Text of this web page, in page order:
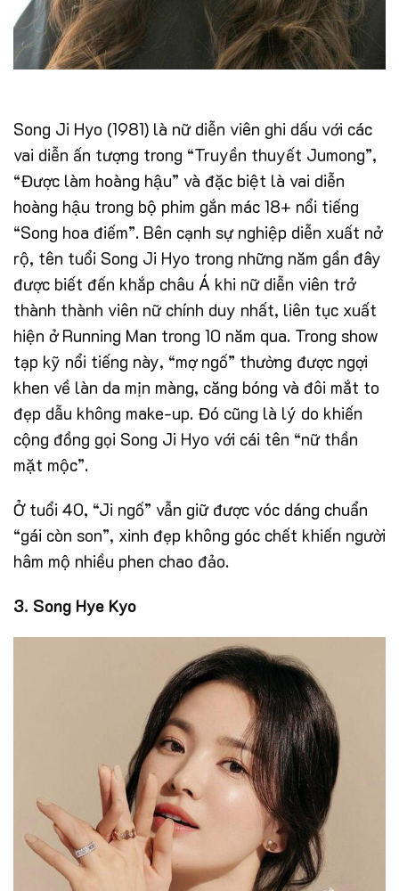
Song Ji Hyo (1981) là nữ diễn viên ghi dấu với các
vai diễn ấn tượng trong “Truyền thuyết Jumong”,
“Được làm hoàng hậu” và đặc biệt là vai diễn
hoàng hậu trong bộ phim gắn mác 18+ nổi tiếng
“Song hoa điếm”. Bên cạnh sự nghiệp diễn xuất nở
rộ, tên tuổi Song Ji Hyo trong những năm gần đây
được biết đến khắp châu Á khi nữ diễn viên trở
thành thành viên nữ chính duy nhất, liên tục xuất
hiện ở Running Man trong 10 năm qua. Trong show
tạp kỹ nổi tiếng này, “mợ ngố” thường được ngợi
khen về làn da mịn màng, căng bóng và đôi mắt to
đẹp dẫu không make-up. Đó cũng là lý do khiến
cộng đồng gọi Song Ji Hyo với cái tên “nữ thần
mặt mộc”.
Ở tuổi 40, “Ji ngố” vẫn giữ được vóc dáng chuẩn
“gái còn son”, xinh đẹp không góc chết khiến người
hâm mộ nhiều phen chao đảo.
3. Song Hye Kyo